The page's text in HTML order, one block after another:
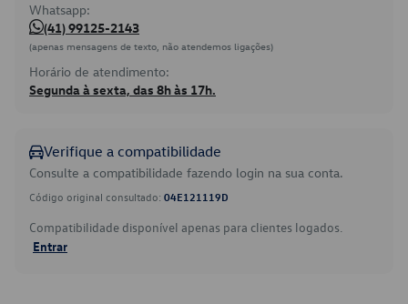
Whatsapp:
(41) 99125-2143
(apenas mensagens de texto, não atendemos ligações)
Horário de atendimento:
Segunda à sexta, das 8h às 17h.
Verifique a compatibilidade
Consulte a compatibilidade fazendo login na sua conta.
Código original consultado: 04E121119D
Compatibilidade disponível apenas para clientes logados.
Entrar